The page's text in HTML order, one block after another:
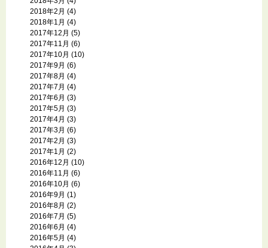
2018年2月 (4)
2018年1月 (4)
2017年12月 (5)
2017年11月 (6)
2017年10月 (10)
2017年9月 (6)
2017年8月 (4)
2017年7月 (4)
2017年6月 (3)
2017年5月 (3)
2017年4月 (3)
2017年3月 (6)
2017年2月 (3)
2017年1月 (2)
2016年12月 (10)
2016年11月 (6)
2016年10月 (6)
2016年9月 (1)
2016年8月 (2)
2016年7月 (5)
2016年6月 (4)
2016年5月 (4)